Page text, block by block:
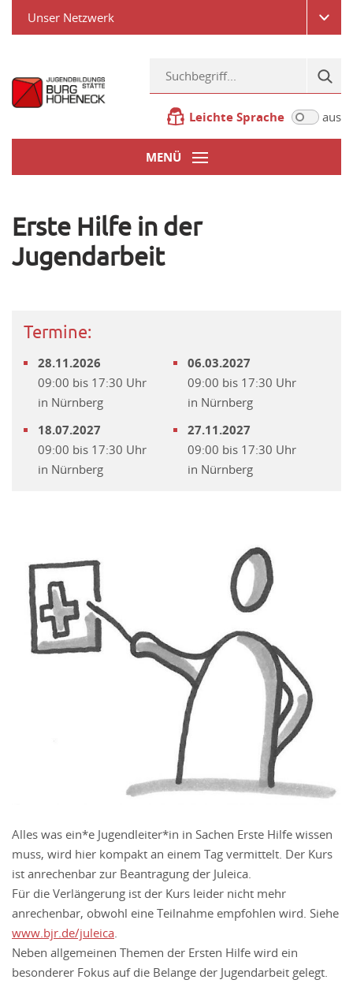
Unser Netzwerk
Leichte Sprache aus
MENÜ
Erste Hilfe in der
Jugendarbeit
Termine:
28.11.2026
09:00 bis 17:30 Uhr
in Nürnberg
06.03.2027
09:00 bis 17:30 Uhr
in Nürnberg
18.07.2027
09:00 bis 17:30 Uhr
in Nürnberg
27.11.2027
09:00 bis 17:30 Uhr
in Nürnberg
Alles was ein*e Jugendleiter*in in Sachen Erste Hilfe wissen
muss, wird hier kompakt an einem Tag vermittelt. Der Kurs
ist anrechenbar zur Beantragung der Juleica.
Für die Verlängerung ist der Kurs leider nicht mehr
anrechenbar, obwohl eine Teilnahme empfohlen wird. Siehe
www.bjr.de/juleica
Neben allgemeinen Themen der Ersten Hilfe wird ein
besonderer Fokus auf die Belange der Jugendarbeit gelegt.